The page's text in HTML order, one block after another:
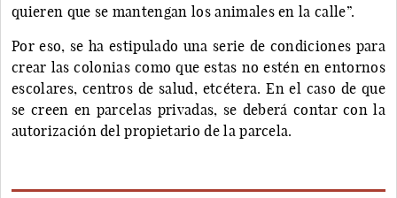
quieren que se mantengan los animales en la calle”.
Por eso, se ha estipulado una serie de condiciones para
crear las colonias como que estas no estén en entornos
escolares, centros de salud, etcétera. En el caso de que
se creen en parcelas privadas, se deberá contar con la
autorización del propietario de la parcela.